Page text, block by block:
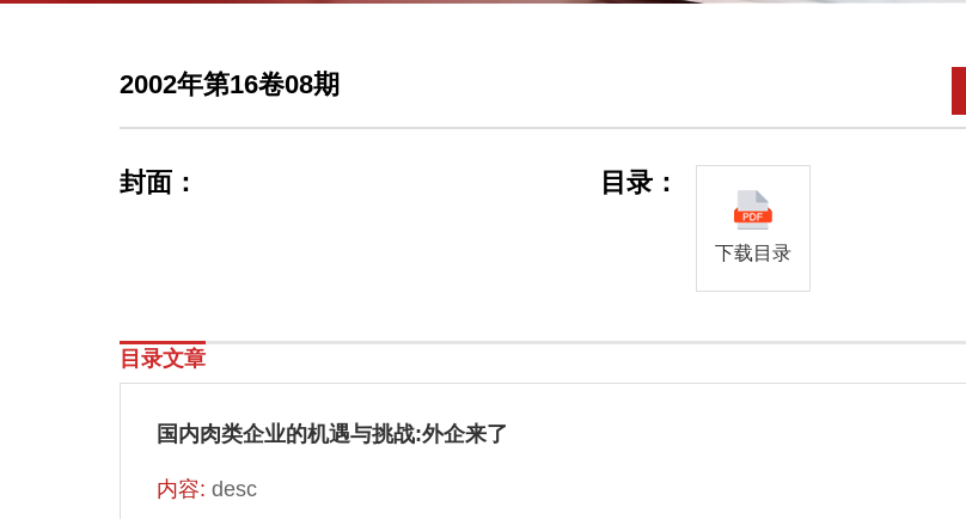
2002年第16卷08期
封面： 目录：
下载目录
目录文章
国内肉类企业的机遇与挑战:外企来了
内容: desc